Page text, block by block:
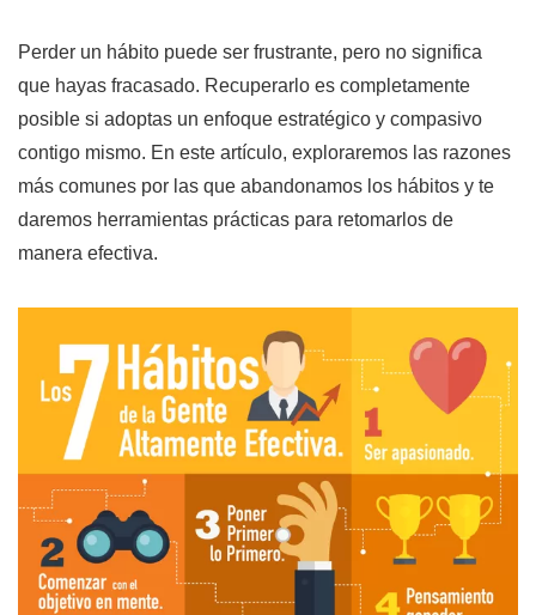
Perder un hábito puede ser frustrante, pero no significa
que hayas fracasado. Recuperarlo es completamente
posible si adoptas un enfoque estratégico y compasivo
contigo mismo. En este artículo, exploraremos las razones
más comunes por las que abandonamos los hábitos y te
daremos herramientas prácticas para retomarlos de
manera efectiva.